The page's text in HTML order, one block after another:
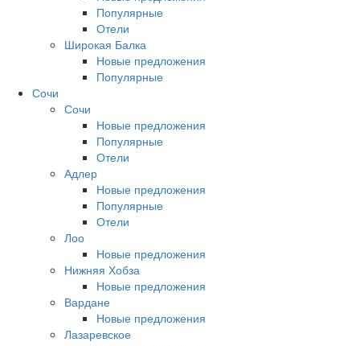
Популярные
Отели
Широкая Балка
Новые предложения
Популярные
Сочи
Сочи
Новые предложения
Популярные
Отели
Адлер
Новые предложения
Популярные
Отели
Лоо
Новые предложения
Нижняя Хобза
Новые предложения
Вардане
Новые предложения
Лазаревское